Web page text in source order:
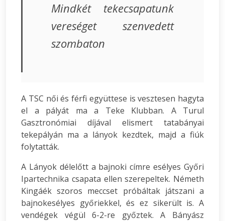
Mindkét tekecsapatunk
vereséget szenvedett
szombaton
A TSC női és férfi együttese is vesztesen hagyta
el a pályát ma a Teke Klubban. A Turul
Gasztronómiai díjával elismert tatabányai
tekepályán ma a lányok kezdtek, majd a fiúk
folytatták.
A Lányok délelőtt a bajnoki címre esélyes Győri
Ipartechnika csapata ellen szerepeltek. Németh
Kingáék szoros meccset próbáltak játszani a
bajnokesélyes győriekkel, és ez sikerült is. A
vendégek végül 6-2-re győztek. A Bányász